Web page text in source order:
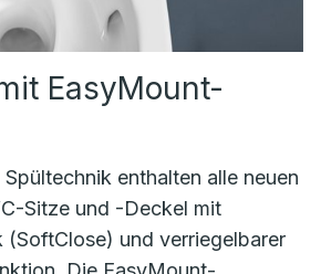
EasyMount-
enthalten alle neuen
Sitze und -Deckel mit
(SoftClose) und verriegelbarer